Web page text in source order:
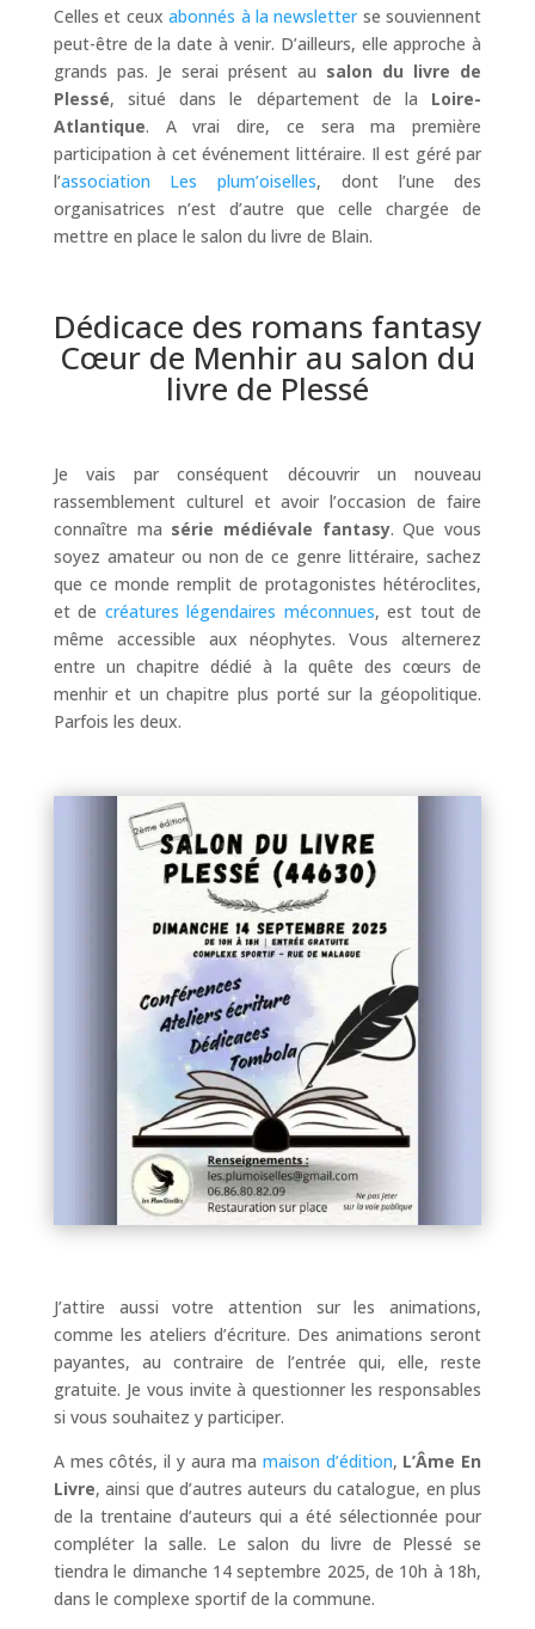
Celles et ceuxabonnés à la newsletterse souviennent
peut-être de la date à venir. D’ailleurs, elle approche à
grands pas. Je serai présent au salon du livre de
Plessé, situé dans le département de la Loire-
Atlantique. A vrai dire, ce sera ma première
participation à cet événement littéraire. Il est géré par
l’association Les plum’oiselles, dont l’une des
organisatrices n’est d’autre que celle chargée de
mettre en place le salon du livre de Blain.
Dédicace des romans fantasy
Cœur de Menhir au salon du
livre de Plessé
Je vais par conséquent découvrir un nouveau
rassemblement culturel et avoir l’occasion de faire
connaître ma série médiévale fantasy. Que vous
soyez amateur ou non de ce genre littéraire, sachez
que ce monde remplit de protagonistes hétéroclites,
et de créatures légendaires méconnues, est tout de
même accessible aux néophytes. Vous alternerez
entre un chapitre dédié à la quête des cœurs de
menhir et un chapitre plus porté sur la géopolitique.
Parfois les deux.
J’attire aussi votre attention sur les animations,
comme les ateliers d’écriture. Des animations seront
payantes, au contraire de l’entrée qui, elle, reste
gratuite. Je vous invite à questionner les responsables
si vous souhaitez y participer.
A mes côtés, il y aura ma maison d’édition, L’Âme En
Livre, ainsi que d’autres auteurs du catalogue, en plus
de la trentaine d’auteurs qui a été sélectionnée pour
compléter la salle. Le salon du livre de Plessé se
tiendra le dimanche 14 septembre 2025, de 10h à 18h,
dans le complexe sportif de la commune.